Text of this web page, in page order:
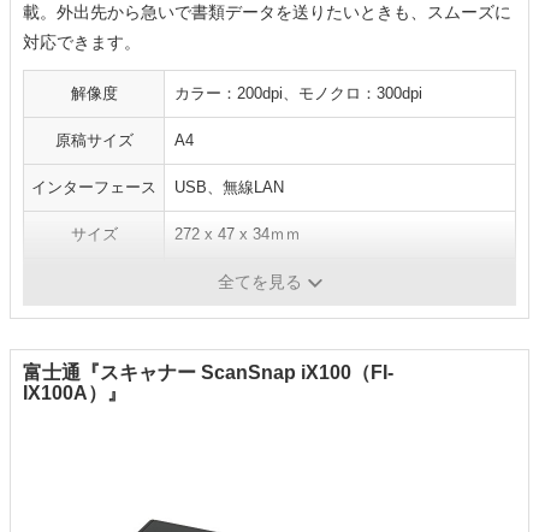
載。外出先から急いで書類データを送りたいときも、スムーズに
対応できます。
解像度 カラー：200dpi、モノクロ：300dpi
原稿サイズ A4
インターフェース USB、無線LAN
サイズ 272 x 47 x 34ｍｍ
全てを見る
富士通『スキャナー ScanSnap iX100（FI-
IX100A）』